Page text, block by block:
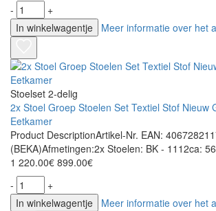
-
+
In winkelwagentje
Meer informatie over het
Stoelset 2-delig
2x Stoel Groep Stoelen Set Textiel Stof Nieuw
Eetkamer
Product DescriptionArtikel-Nr. EAN:
(BEKA)Afmetingen:2x Stoelen: BK - 1112ca:
1 220.00€ 899.00€
-
+
In winkelwagentje
Meer informatie over het